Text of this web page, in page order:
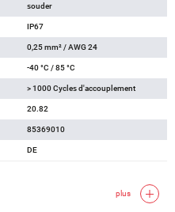
souder
IP67
0,25 mm² / AWG 24
-40 °C / 85 °C
> 1000 Cycles d'accouplement
20.82
85369010
DE
plus